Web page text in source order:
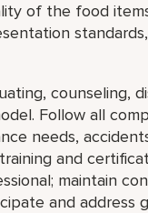
of the food
counseling,
Follow all
needs,
and
maintain
and address